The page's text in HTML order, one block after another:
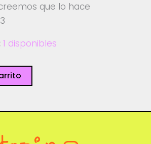
que lo hace
1 disponibles